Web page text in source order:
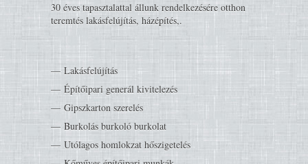
30 éves tapasztalattal állunk rendelkezésére otthon
teremtés lakásfelújítás, házépítés,.
Lakásfelújítás
Építőipari generál kivitelezés
Gipszkarton szerelés
Burkolás burkoló burkolat
Utólagos homlokzat hőszigetelés